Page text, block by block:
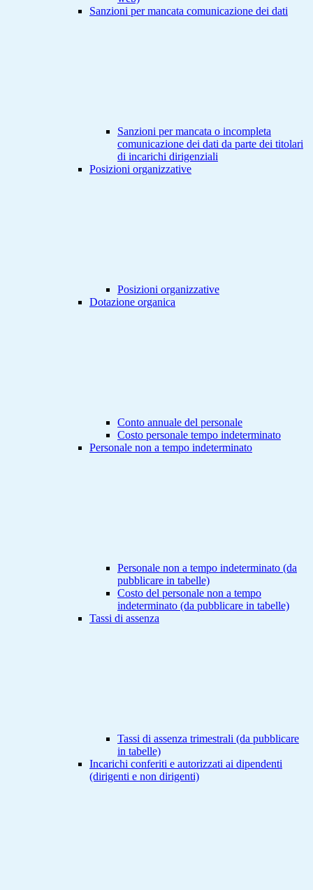
Sanzioni per mancata comunicazione dei dati
Sanzioni per mancata o incompleta
comunicazione dei dati da parte dei titolari
di incarichi dirigenziali
Posizioni organizzative
Posizioni organizzative
Dotazione organica
Conto annuale del personale
Costo personale tempo indeterminato
Personale non a tempo indeterminato
Personale non a tempo indeterminato (da
pubblicare in tabelle)
Costo del personale non a tempo
indeterminato (da pubblicare in tabelle)
Tassi di assenza
Tassi di assenza trimestrali (da pubblicare
in tabelle)
Incarichi conferiti e autorizzati ai dipendenti
(dirigenti e non dirigenti)